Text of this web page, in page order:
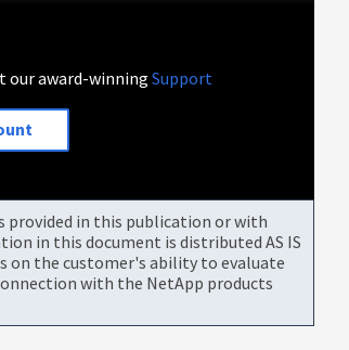
our award-winningSupport
provided in this publication or with
in this document is distributed AS IS
on the customer's ability to evaluate
with the NetApp products